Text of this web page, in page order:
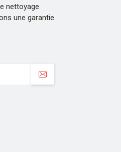
nettoyage
une garantie